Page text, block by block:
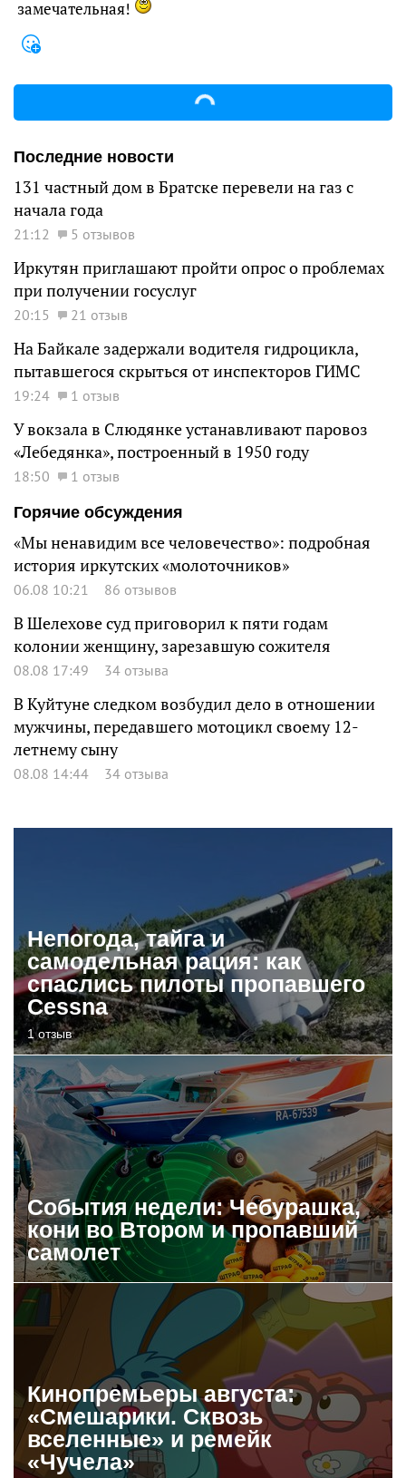
замечательная!
Последние новости
131 частный дом в Братске перевели на газ с
начала года
21:12 5 отзывов
Иркутян приглашают пройти опрос о проблемах
при получении госуслуг
20:15 21 отзыв
На Байкале задержали водителя гидроцикла,
пытавшегося скрыться от инспекторов ГИМС
19:24 1 отзыв
У вокзала в Слюдянке устанавливают паровоз
«Лебедянка», построенный в 1950 году
18:50
1 отзыв
Горячие обсуждения
«Мы ненавидим все человечество»: подробная
история иркутских «молоточников»
06.08 10:21 86 отзывов
В Шелехове суд приговорил к пяти годам
колонии женщину, зарезавшую сожителя
08.08 17:49 34 отзыва
В Куйтуне следком возбудил дело в отношении
мужчины, передавшего мотоцикл своему 12-
летнему сыну
08.08 14:44 34 отзыва
Непогода, тайга и
самодельная рация: как
спаслись пилоты пропавшего
Cessna
1 отзыв
События недели: Чебурашка,
кони во Втором и пропавший
самолет
Кинопремьеры августа:
«Смешарики. Сквозь
вселенные» и ремейк
«Чучела»